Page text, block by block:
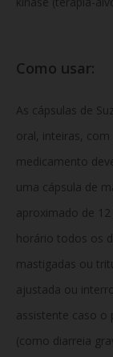
Como usar:
As cápsulas de
oral, inteiras,
medicamento
uma cápsula de
aproximado de
horário todos os
mastigadas ou
ajustada ou
assistente caso o
(como diarreia